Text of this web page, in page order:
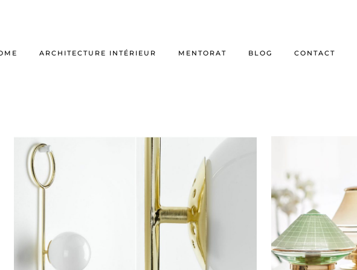
ARCHITECTURE INTÉRIEUR MENTORAT BLOG CONTACT